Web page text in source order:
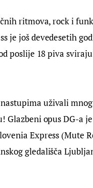
ritmova, rock i
je još devedesetih
poslije 18 piva
uživali
opus DG-a
Express (Mute
gledališča